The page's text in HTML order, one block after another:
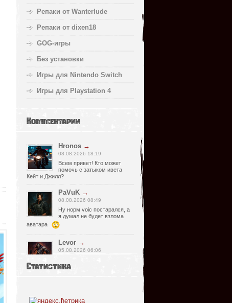
Репаки от Wanterlude
Репаки от dixen18
GOG-игры
Без установки
Игры для Nintendo Switch
Игры для Playstation 4
Комментарии
Hronos →
08.08.2026 18:19
Всем привет! Кто может
помочь с затыком ивета
Кейт и Джилл?
PaVuK →
08.08.2026 08:49
Ну норм voic постарался, а
я думал не будет взлома
аватара
Levor →
05.08.2026 06:06
указал что есть видимо
Статистика